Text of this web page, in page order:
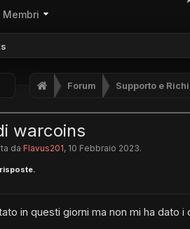
Membri
Forum Supporto e
warcoins
da Flavus201, 10 Febbraio 2023.
in questi giorni ma non mi ha dato i